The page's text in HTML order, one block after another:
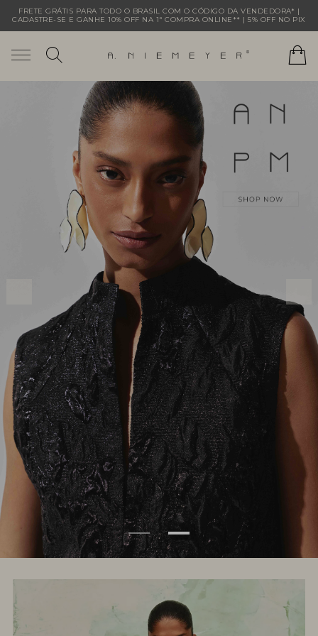
FRETE GRÁTIS PARA TODO O BRASIL COM O CÓDIGO DA VENDEDORA* |
CADASTRE-SE E GANHE 10% OFF NA 1ª COMPRA ONLINE** | 5% OFF NO PIX